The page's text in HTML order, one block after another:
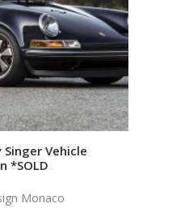
Vehicle
*SOLD
Monaco